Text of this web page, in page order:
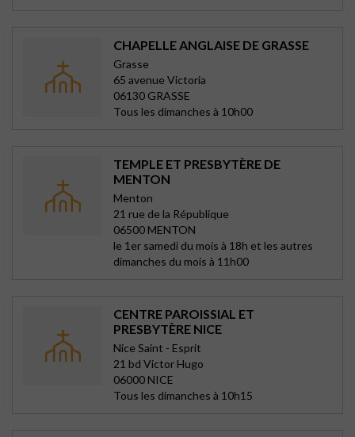
CHAPELLE ANGLAISE DE GRASSE
Grasse
65 avenue Victoria
06130 GRASSE
Tous les dimanches à 10h00
TEMPLE ET PRESBYTÈRE DE
MENTON
Menton
21 rue de la République
06500 MENTON
le 1er samedi du mois à 18h et les autres
dimanches du mois à 11h00
CENTRE PAROISSIAL ET
PRESBYTÈRE NICE
Nice Saint - Esprit
21 bd Victor Hugo
06000 NICE
Tous les dimanches à 10h15